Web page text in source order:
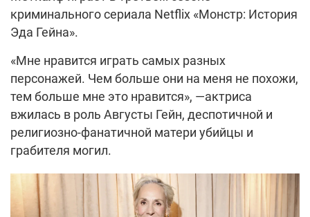
криминального сериала Netflix «Монстр: История
Эда Гейна».
«Мне нравится играть самых разных
персонажей. Чем больше они на меня не похожи,
тем больше мне это нравится», —актриса
вжилась в роль Августы Гейн, деспотичной и
религиозно-фанатичной матери убийцы и
грабителя могил.